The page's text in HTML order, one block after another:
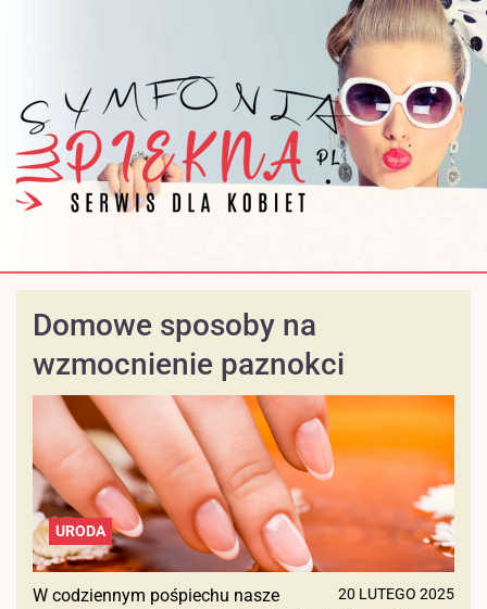
Domowe sposoby na
wzmocnienie paznokci
URODA
20 LUTEGO 2025
W codziennym pośpiechu nasze